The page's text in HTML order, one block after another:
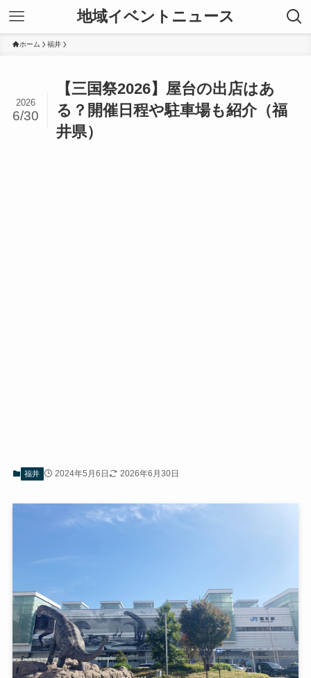
地域イベントニュース
ホーム 福井
【三国祭2026】屋台の出店はあ
る？開催日程や駐車場も紹介（福
井県）
2026
6/30
福井 2024年5月6日 2026年6月30日